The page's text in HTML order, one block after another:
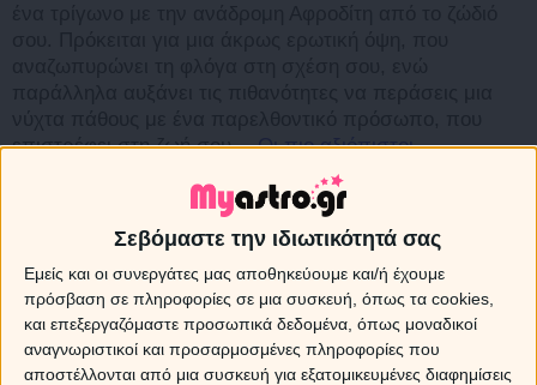
Σεβόμαστε την ιδιωτικότητά σας
Εμείς και οι συνεργάτες μας αποθηκεύουμε και/ή έχουμε
πρόσβαση σε πληροφορίες σε μια συσκευή, όπως τα cookies,
και επεξεργαζόμαστε προσωπικά δεδομένα, όπως μοναδικοί
αναγνωριστικοί και προσαρμοσμένες πληροφορίες που
αποστέλλονται από μια συσκευή για εξατομικευμένες διαφημίσεις
επιστρέφει στη ζωή σου…Οι πιο αξιόπιστοι
ταρωμάντες και αστρολόγοι στην αποκλειστική γραμμή
14788ή με μήνυμα στείλε
ΤΑΥΡΟΣ
Το ερωτικό σου παρελθόν επιστρέφει, αγαπητέ Ταύρε,
καθώς η Σελήνη κινείται στο ζώδιο του Λέοντα και στο
ηλιακό σου ναδίρ και συναντά την ανάδρομη Αφροδίτη